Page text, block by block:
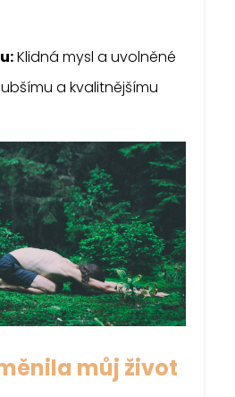
Klidná mysl a uvolněné
a kvalitnějšímu
můj život